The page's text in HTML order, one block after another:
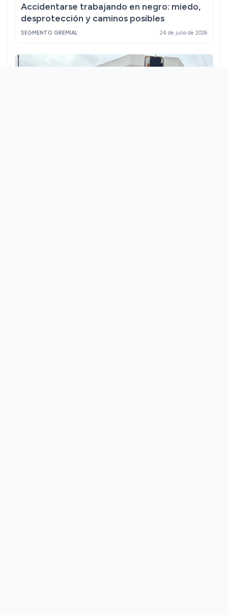
Accidentarse trabajando en negro: miedo,
desprotección y caminos posibles
SEGMENTO GREMIAL 24 de julio de 2026